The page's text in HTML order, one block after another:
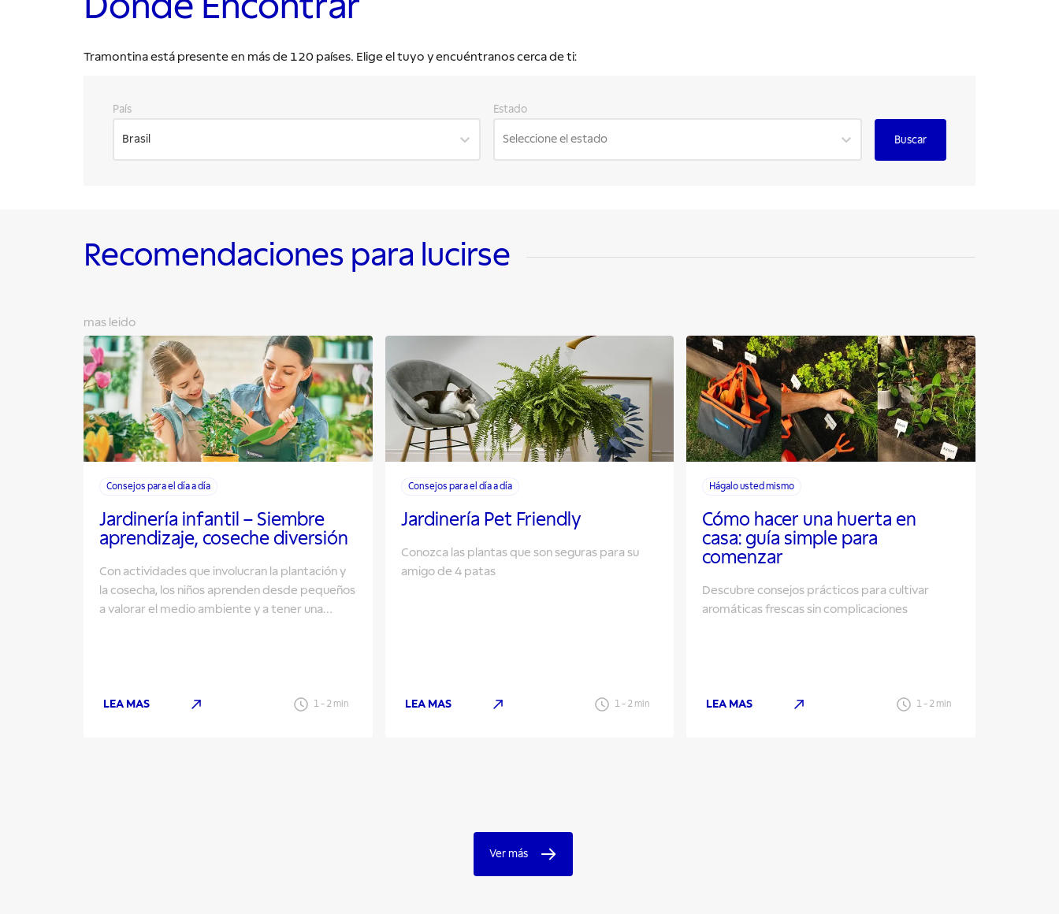
Tramontina está presente en más de 120 países. Elige el tuyo y encuéntranos cerca de ti:
País
Brasil
Estado
Seleccione el estado Buscar
Recomendaciones para lucirse
mas leido
Consejos para el día a día
Jardinería infantil – Siembre
aprendizaje, coseche diversión
Con actividades que involucran la plantación y
la cosecha, los niños aprenden desde pequeños
a valorar el medio ambiente y a tener una
LEA MAS 1- 2min
Consejos para el día a día
Jardinería Pet Friendly
Conozca las plantas que son seguras para su
amigo de 4 patas
LEA MAS 1- 2 min
Hágalo usted mismo
Cómo hacer una huerta en
casa: guía simple para
comenzar
Descubre consejos prácticos para cultivar
aromáticas frescas sin complicaciones
LEA MAS 1- 2min
Ver más